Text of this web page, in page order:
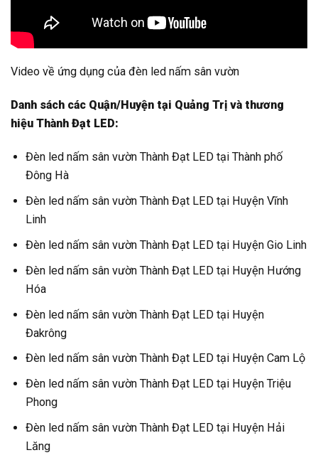
Video về ứng dụng của đèn led nấm sân vườn
Danh sách các Quận/Huyện tại Quảng Trị và thương
hiệu Thành Đạt LED:
Đèn led nấm sân vườn Thành Đạt LED tại Thành phố
Đông Hà
Đèn led nấm sân vườn Thành Đạt LED tại Huyện Vĩnh
Linh
Đèn led nấm sân vườn Thành Đạt LED tại Huyện Gio Linh
Đèn led nấm sân vườn Thành Đạt LED tại Huyện Hướng
Hóa
Đèn led nấm sân vườn Thành Đạt LED tại Huyện
Đakrông
Đèn led nấm sân vườn Thành Đạt LED tại Huyện Cam Lộ
Đèn led nấm sân vườn Thành Đạt LED tại Huyện Triệu
Phong
Đèn led nấm sân vườn Thành Đạt LED tại Huyện Hải
Lăng